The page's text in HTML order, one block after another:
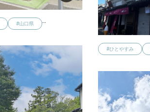
#山口県
#ひとやすみ